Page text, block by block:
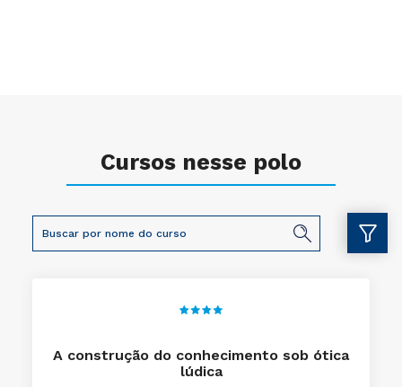
Cursos nesse polo
A construção do conhecimento sob ótica
lúdica